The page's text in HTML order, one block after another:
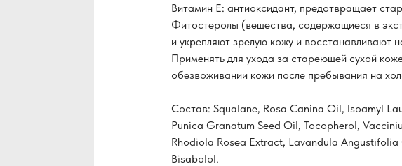
Витамин Е: антиоксидант, предотвращает
Фитостеролы (вещества, содержащиеся в
и укрепляют зрелую кожу и восстанавливают
Применять для ухода за стареющей сухой
обезвоживании кожи после пребывания на
Состав: Squalane, Rosa Canina Oil, Isoamyl
Punica Granatum Seed Oil, Tocopherol,
Rhodiola Rosea Extract, Lavandula
Bisabolol.